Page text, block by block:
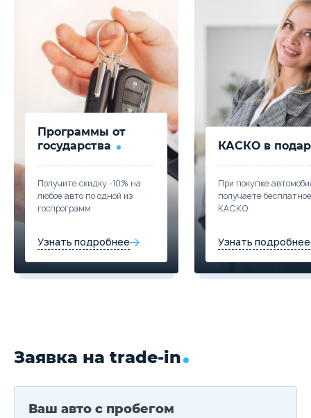
Программы от
государства
Получите скидку -10% на
любое авто по одной из
госпрограмм
Узнать подробнее
КАСКО в
При покупке
получаете бесплатное
КАСКО
Узнать подробнее
Заявка на trade-in
Ваш авто с пробегом